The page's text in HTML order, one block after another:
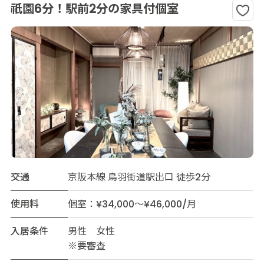
祇園6分！駅前2分の家具付個室
交通
京阪本線 鳥羽街道駅出口 徒歩2分
使用料
個室：¥34,000～¥46,000/月
入居条件
男性 女性
※要審査